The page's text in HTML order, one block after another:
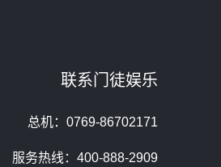
联系门徒娱乐
总机：0769-86702171
服务热线：400-888-2909